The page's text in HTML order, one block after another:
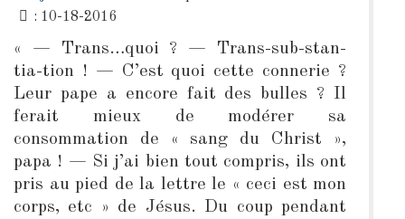
: 10-18-2016
« — Trans…quoi ? — Trans-sub-stan-
tia-tion ! — C’est quoi cette connerie ?
Leur pape a encore fait des bulles ? Il
ferait mieux de modérer sa
consommation de « sang du Christ »,
papa ! — Si j’ai bien tout compris, ils ont
pris au pied de la lettre le « ceci est mon
corps, etc » de Jésus. Du coup pendant